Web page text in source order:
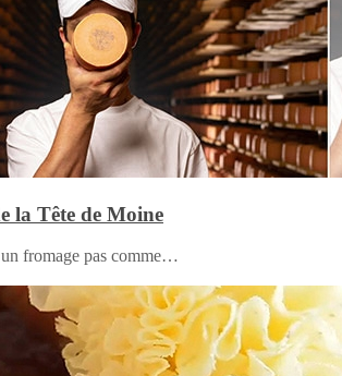
la Tête de Moine
fromage pas comme…